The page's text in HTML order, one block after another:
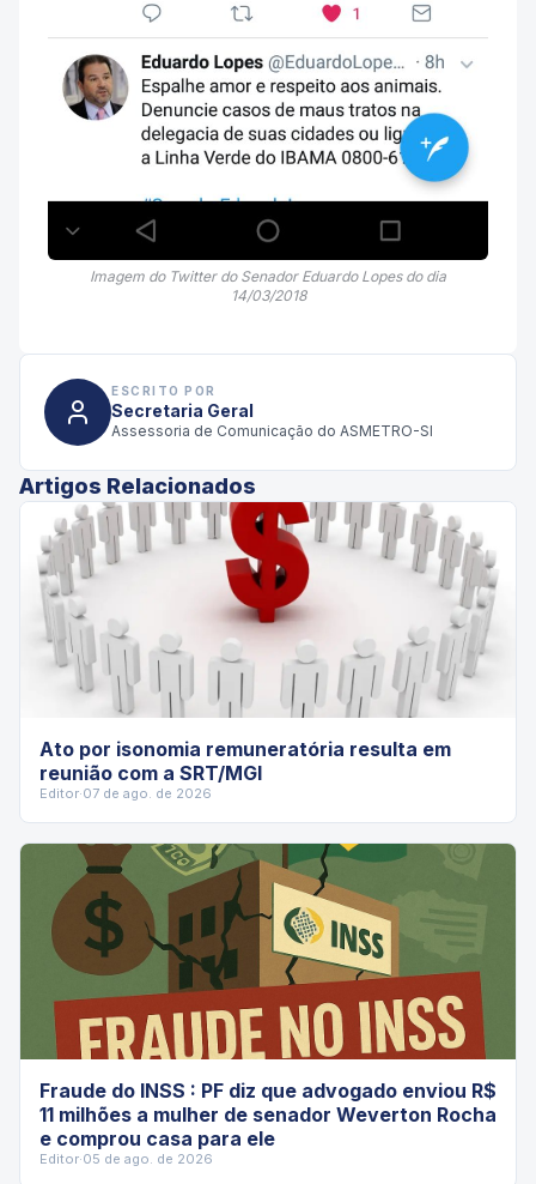
Imagem do Twitter do Senador Eduardo Lopes do dia
14/03/2018
ESCRITO POR
Secretaria Geral
Assessoria de Comunicação do ASMETRO-SI
Artigos Relacionados
Ato por isonomia remuneratória resulta em
reunião com a SRT/MGI
Editor·07 de ago. de 2026
Fraude do INSS : PF diz que advogado enviou R$
11 milhões a mulher de senador Weverton Rocha
e comprou casa para ele
Editor·05 de ago. de 2026